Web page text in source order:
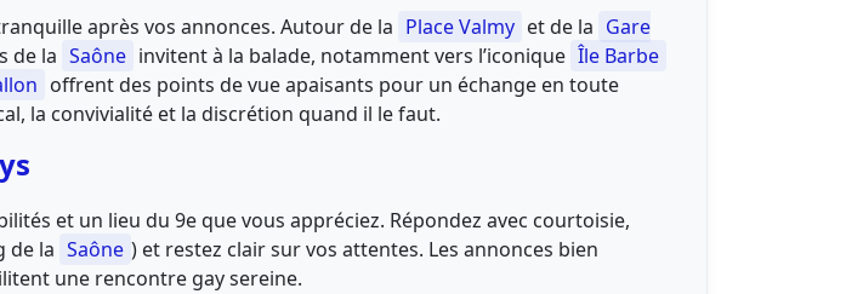
après vos annonces. Autour de la Place Valmy et de la Gare
de la Saône invitent à la balade, notamment vers l’iconique Île Barbe
offrent des points de vue apaisants pour un échange en toute
la convivialité et la discrétion quand il le faut.
et un lieu du 9e que vous appréciez. Répondez avec courtoisie,
de la Saône ) et restez clair sur vos attentes. Les annonces bien
une rencontre gay sereine.